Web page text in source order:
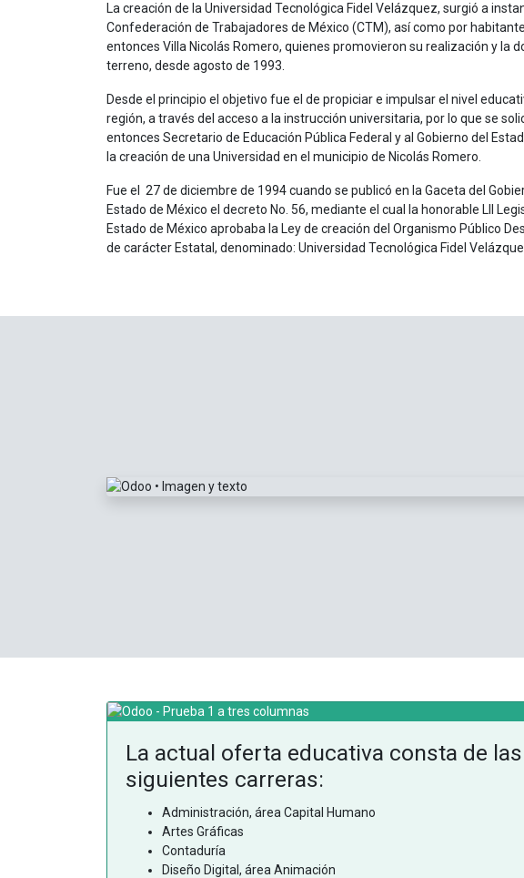
La creación de la Universidad Tecnológica Fidel Velázquez, surgió a
Confederación de Trabajadores de México (CTM), así como por
entonces Villa Nicolás Romero, quienes promovieron su realización y la
terreno, desde agosto de 1993.
Desde el principio el objetivo fue el de propiciar e impulsar el nivel
región, a través del acceso a la instrucción universitaria, por lo que se
entonces Secretario de Educación Pública Federal y al Gobierno del
la creación de una Universidad en el municipio de Nicolás Romero.
Fue el 27 de diciembre de 1994 cuando se publicó en la Gaceta del
Estado de México el decreto No. 56, mediante el cual la honorable LII
Estado de México aprobaba la Ley de creación del Organismo Público
de carácter Estatal, denominado: Universidad Tecnológica Fidel
La actual oferta educativa consta de las
siguientes carreras:
Administración, área Capital Humano
Artes Gráficas
Contaduría
Diseño Digital, área Animación